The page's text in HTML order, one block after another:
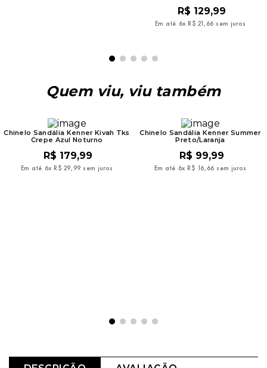
R$ 129,99
Em até 6x R$ 21 , 66 sem juros
Quem viu, viu também
Chinelo Sandália Kenner Kivah Tks
Crepe Azul Noturno
R$ 179,99
Em até 6x R$ 29, 99 sem juros
Chinelo Sandália Kenner Summer
Preto/Laranja
R$ 99,99
Em até 6x R$ 16, 66 sem juros